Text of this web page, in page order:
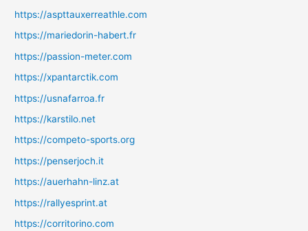
https://aspttauxerreathle.com
https://mariedorin-habert.fr
https://passion-meter.com
https://xpantarctik.com
https://usnafarroa.fr
https://karstilo.net
https://competo-sports.org
https://penserjoch.it
https://auerhahn-linz.at
https://rallyesprint.at
https://corritorino.com